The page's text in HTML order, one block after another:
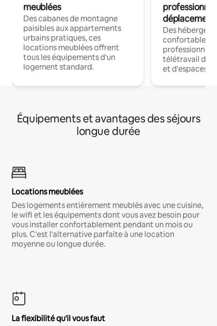
meublées
Des cabanes de montagne
paisibles aux appartements
urbains pratiques, ces
locations meublées offrent
tous les équipements d'un
logement standard.
déplacement
Des
confortables
professionnels
télétravail
et d'espaces
Équipements et avantages des séjours
longue durée
Locations meublées
Des logements entièrement meublés avec une cuisine,
le wifi et les équipements dont vous avez besoin pour
vous installer confortablement pendant un mois ou
plus. C'est l'alternative parfaite à une location
moyenne ou longue durée.
La flexibilité qu'il vous faut